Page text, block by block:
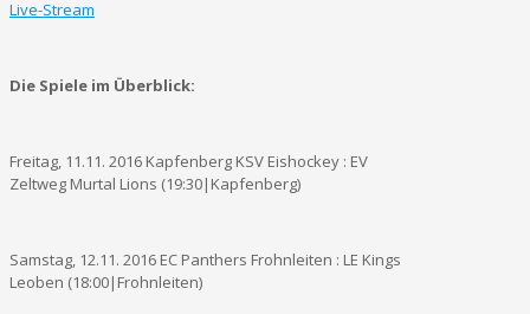
Live-Stream
Die Spiele im Überblick:
Freitag, 11.11. 2016 Kapfenberg KSV Eishockey : EV
Zeltweg Murtal Lions (19:30|Kapfenberg)
Samstag, 12.11. 2016 EC Panthers Frohnleiten : LE Kings
Leoben (18:00|Frohnleiten)